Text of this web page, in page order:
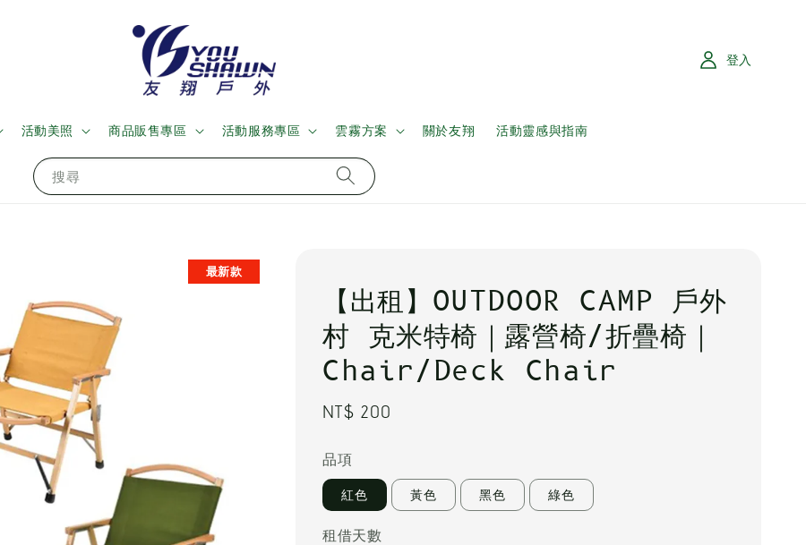
搜尋
活動美照 商品販售專區 活動服務專區 雲霧方案 關於友翔 活動靈感與指南
登入
最新款
【出租】OUTDOOR CAMP 戶外
村 克米特椅｜露營椅/折疊椅｜
Chair/Deck Chair
Regular
NT$ 200
品項
紅色 黃色 黑色 綠色
租借天數